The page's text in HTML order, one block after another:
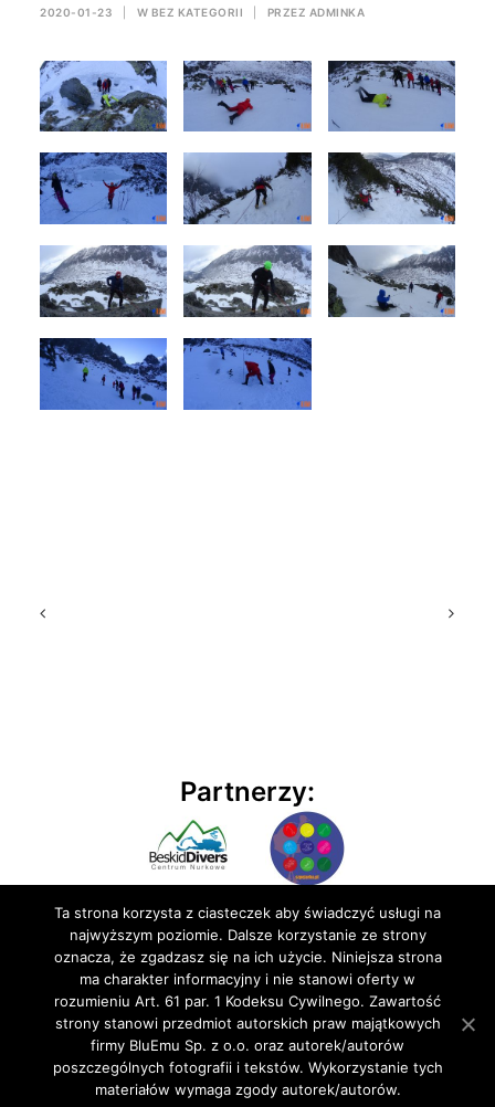
2020-01-23 W BEZ KATEGORII PRZEZ ADMINKA
Partnerzy:
© 2020 BluEmu sp. z o.o. Wszelkie prawa zastrzeżone
Ta strona korzysta z ciasteczek aby świadczyć usługi na
najwyższym poziomie. Dalsze korzystanie ze strony
oznacza, że zgadzasz się na ich użycie. Niniejsza strona
ma charakter informacyjny i nie stanowi oferty w
rozumieniu Art. 61 par. 1 Kodeksu Cywilnego. Zawartość
strony stanowi przedmiot autorskich praw majątkowych
firmy BluEmu Sp. z o.o. oraz autorek/autorów
poszczególnych fotografii i tekstów. Wykorzystanie tych
materiałów wymaga zgody autorek/autorów.